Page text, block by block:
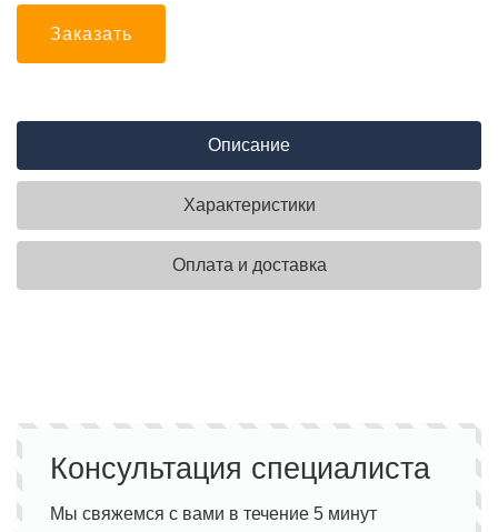
Заказать
Описание
Характеристики
Оплата и доставка
Консультация специалиста
Мы свяжемся с вами в течение 5 минут